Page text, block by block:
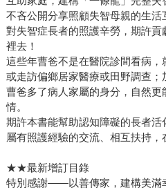
不吝公開分享照顧失智母親的生
對失智症長者的照護辛勞，期許
裡去！
這些年曹爸不是在醫院診間看病，
或走訪偏鄉居家醫療或田野調查；
曹爸多了病人家屬的身分，自然
情。
期許本書能幫助認知障礙的長者
屬有照護經驗的交流、相互扶持，
★★最新增訂目錄
特別感謝——以善傳家，建構美滿